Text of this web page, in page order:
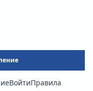
ВойтиПравила